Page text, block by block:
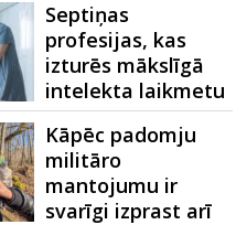
Septiņas
profesijas, kas
izturēs mākslīgā
intelekta laikmetu
Kāpēc padomju
militāro
mantojumu ir
svarīgi izprast arī